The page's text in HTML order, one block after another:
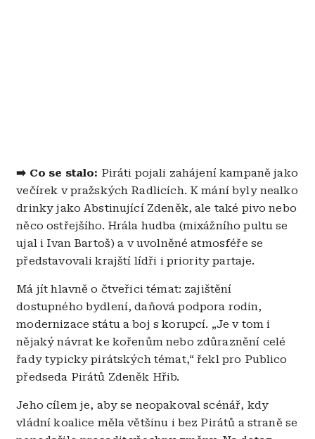
➡️ Co se stalo: Piráti pojali zahájení kampaně jako
večírek v pražských Radlicích. K mání byly nealko
drinky jako Abstinující Zdeněk, ale také pivo nebo
něco ostřejšího. Hrála hudba (mixážního pultu se
ujal i Ivan Bartoš) a v uvolněné atmosféře se
představovali krajští lídři i priority partaje.
Má jít hlavně o čtveřici témat: zajištění
dostupného bydlení, daňová podpora rodin,
modernizace státu a boj s korupcí. „Je v tom i
nějaký návrat ke kořenům nebo zdůraznění celé
řady typicky pirátských témat,“ řekl pro Publico
předseda Pirátů Zdeněk Hřib.
Jeho cílem je, aby se neopakoval scénář, kdy
vládní koalice měla většinu i bez Pirátů a straně se